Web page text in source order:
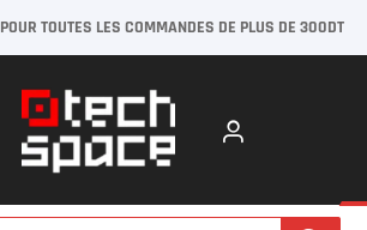
POUR TOUTES LES COMMANDES DE PLUS DE 300DT